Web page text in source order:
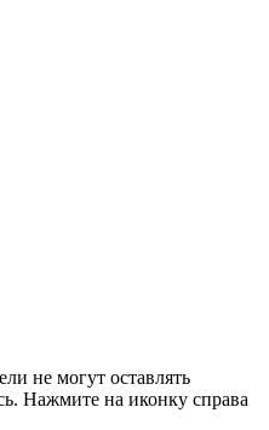
не могут оставлять
Нажмите на иконку справа